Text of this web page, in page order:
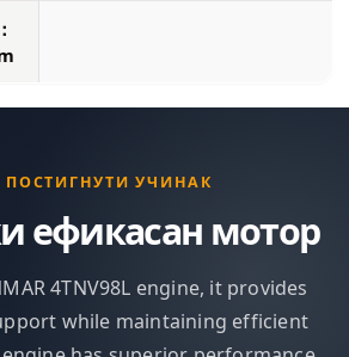
УЧИНАК
ефикасан мотор
4TNV98L engine, it provides
while maintaining efficient